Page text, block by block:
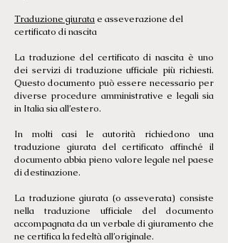
Traduzione giuratae asseverazione del
certificato di nascita
La traduzione del certificato di nascita è uno
dei servizi di traduzione ufficiale più richiesti.
Questo documento può essere necessario per
diverse procedure amministrative e legali sia
in Italia sia all’estero.
In molti casi le autorità richiedono una
traduzione giurata del certificato affinché il
documento abbia pieno valore legale nel paese
di destinazione.
La traduzione giurata (o asseverata) consiste
nella traduzione ufficiale del documento
accompagnata da un verbale di giuramento che
ne certifica la fedeltà all’originale.